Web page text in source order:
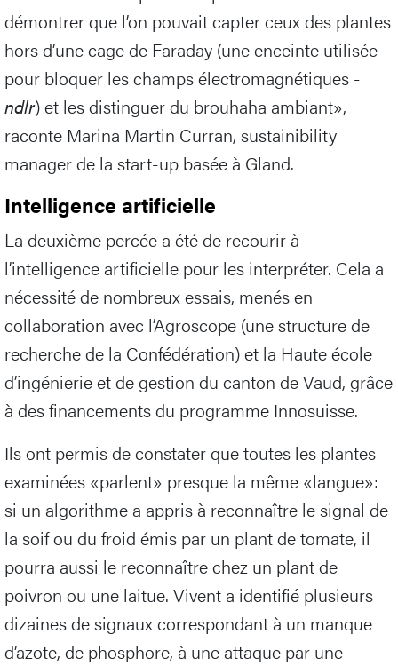
démontrer que l’on pouvait capter ceux des plantes
hors d’une cage de Faraday (une enceinte utilisée
pour bloquer les champs électromagnétiques -
ndlr) et les distinguer du brouhaha ambiant»,
raconte Marina Martin Curran, sustainibility
manager de la start-up basée à Gland.
Intelligence artificielle
La deuxième percée a été de recourir à
l’intelligence artificielle pour les interpréter. Cela a
nécessité de nombreux essais, menés en
collaboration avec l’Agroscope (une structure de
recherche de la Confédération) et la Haute école
d’ingénierie et de gestion du canton de Vaud, grâce
à des financements du programme Innosuisse.
Ils ont permis de constater que toutes les plantes
examinées «parlent» presque la même «langue»:
si un algorithme a appris à reconnaître le signal de
la soif ou du froid émis par un plant de tomate, il
pourra aussi le reconnaître chez un plant de
poivron ou une laitue. Vivent a identifié plusieurs
dizaines de signaux correspondant à un manque
d’azote, de phosphore, à une attaque par une